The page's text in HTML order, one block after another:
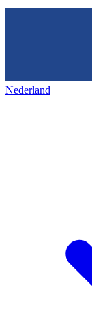
Nederland